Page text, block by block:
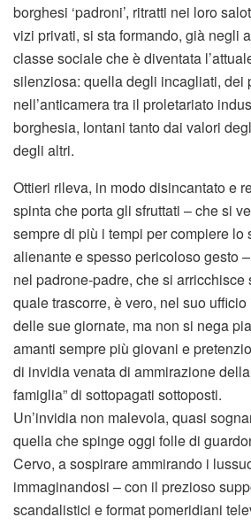
borghesi ‘padroni’, ritratti nei loro
vizi privati, si sta formando, già negli
classe sociale che è diventata
silenziosa: quella degli incagliati, dei
nell’anticamera tra il proletariato
borghesia, lontani tanto dai valori
degli altri.
Ottieri rileva, in modo disincantato e
spinta che porta gli sfruttati – che si
sempre di più i tempi per compiere lo
alienante e spesso pericoloso gesto
nel padrone-padre, che si arricchisce
quale trascorre, è vero, nel suo
delle sue giornate, ma non si nega
amanti sempre più giovani e
di invidia venata di ammirazione
famiglia” di sottopagati sottoposti.
Un’invidia non malevola, quasi
quella che spinge oggi folle di
Cervo, a sospirare ammirando i
immaginandosi – con il prezioso
scandalistici e format pomeridiani